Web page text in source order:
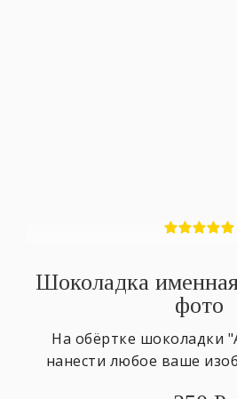
Шоколадка
фото
На обёртке шоколадки
нанести любое ваше